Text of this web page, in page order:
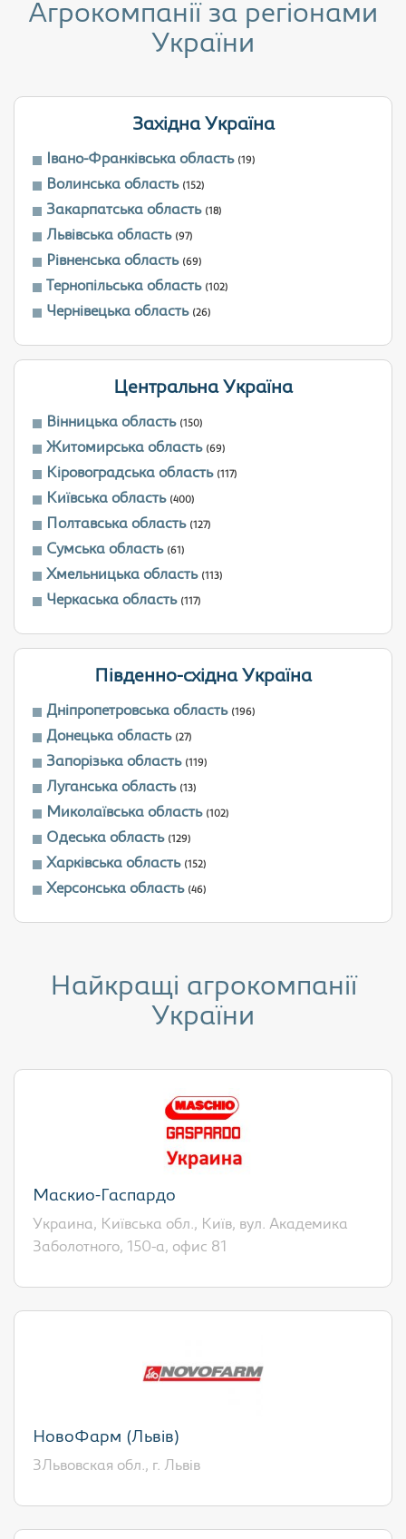
Агрокомпанії за регіонами
України
Західна Україна
Івано-Франківська область (19)
Волинська область (152)
Закарпатська область (18)
Львівська область (97)
Рівненська область (69)
Тернопільська область (102)
Чернівецька область (26)
Центральна Україна
Вінницька область (150)
Житомирська область (69)
Кіровоградська область (117)
Київська область (400)
Полтавська область (127)
Сумська область (61)
Хмельницька область (113)
Черкаська область (117)
Південно-східна Україна
Дніпропетровська область (196)
Донецька область (27)
Запорізька область (119)
Луганська область (13)
Миколаївська область (102)
Одеська область (129)
Харківська область (152)
Херсонська область (46)
Найкращі агрокомпанії
України
Маскио-Гаспардо
Украина, Київська обл., Київ, вул. Академика
Заболотного, 150-а, офис 81
НовоФарм (Львів)
ЗЛьвовская обл., г. Львів